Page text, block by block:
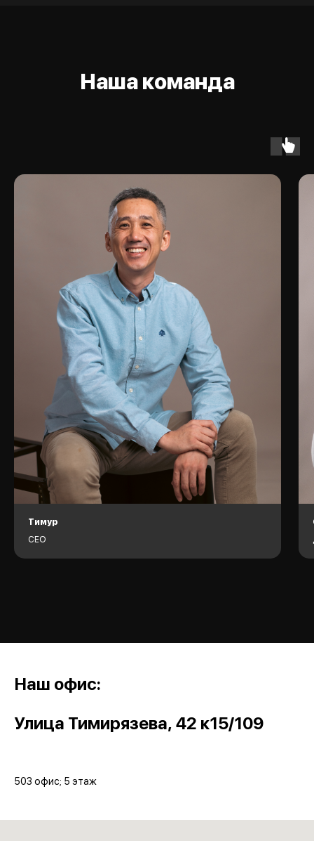
Наша команда
Тимур
CEO
Наш офис:​
Улица Тимирязева, 42 к15/109​
503 офис; 5 этаж